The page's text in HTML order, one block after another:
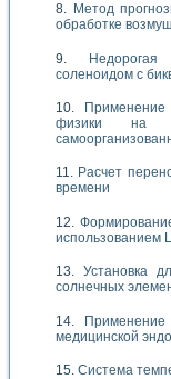
Метод
обработке
соленоидом с
физики на
Расчет
времени
использованием
Установка
солнечных
медицинской
Система